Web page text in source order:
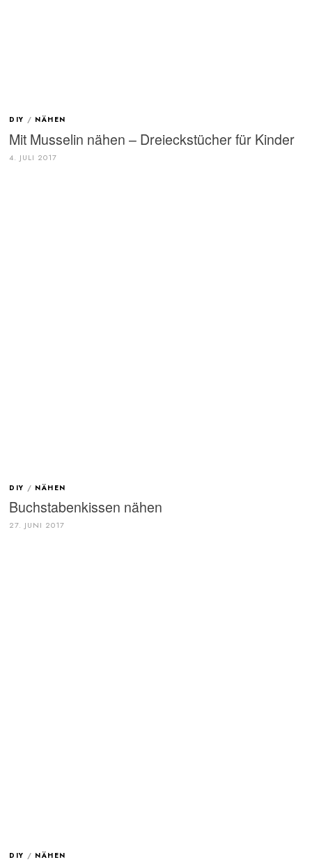
DIY / NÄHEN
Mit Musselin nähen – Dreieckstücher für Kinder
4. JULI 2017
DIY / NÄHEN
Buchstabenkissen nähen
27. JUNI 2017
DIY / NÄHEN